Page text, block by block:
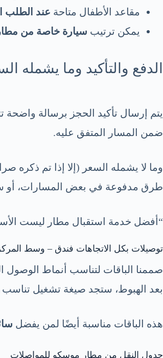
مقاعد الأطفال متاحة عند الطلب
يمكن ترتيب سيارة خاصة من
الدفع والتأكيد وما يشمله
يتم إرسال تأكيد الحجز برسالة
ضمن المسار المتفق عليه.
وما لا يشمله السعر (إلا إذا تم ذكره
طرق مدفوعة في بعض المسارات، أو
“أفضل خدمة استقبال مطار ليست
توصيلات بكل الاتجاهات فندق – وسط
صممنا الباقات لتناسب أنماط الوصول
بعد الهبوط، ستجد صيغة تشغيل تناسب
هذه الباقات مناسبة أيضًا لمن يفضل
جدول النقل من مطار موسكو للمواصلات